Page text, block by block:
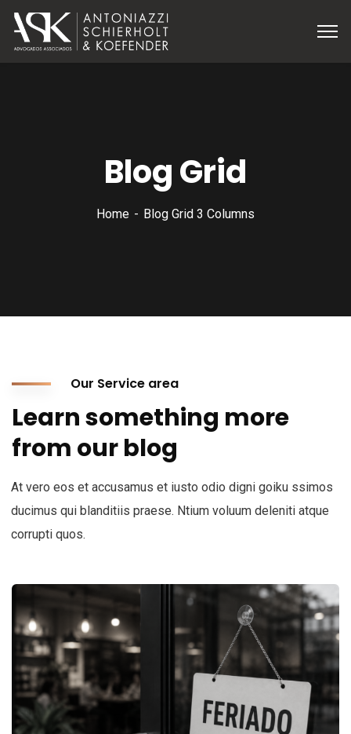
Blog Grid
Home Blog Grid 3 Columns
Our Service area
Learn something more
from our blog
At vero eos et accusamus et iusto odio digni goiku ssimos
ducimus qui blanditiis praese. Ntium voluum deleniti atque
corrupti quos.